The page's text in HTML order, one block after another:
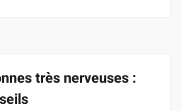
très nerveuses :